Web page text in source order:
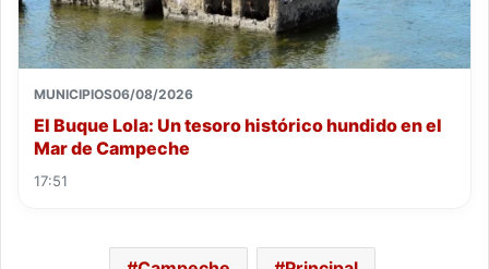
MUNICIPIOS06/08/2026
El Buque Lola: Un tesoro histórico hundido en el
Mar de Campeche
17:51